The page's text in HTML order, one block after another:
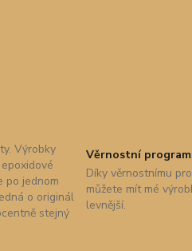
Výrobky
po jednom
o originál
stejný
Věrnostní program
Díky věrnostnímu
můžete mít mé
levnější.